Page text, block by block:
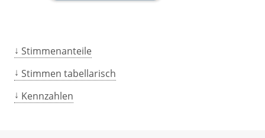
Stimmenanteile
Stimmen tabellarisch
Kennzahlen